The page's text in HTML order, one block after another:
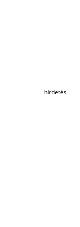
hirdetés